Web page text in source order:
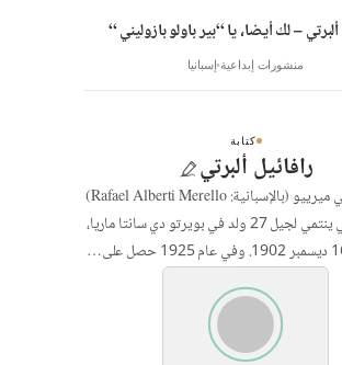
– لك أيضا، يا “بير باولو بازوليني “
منشورات إبداعية إسبانيا
كتابة
رافائيل ألبرتي
رافائيل ألبرتي ميرييو (بالإسبانية: Rafael Alberti Merello)
شاعر إسباني ينتمي لجيل 27 ولد في بويرتو دي سانتا ماريا،